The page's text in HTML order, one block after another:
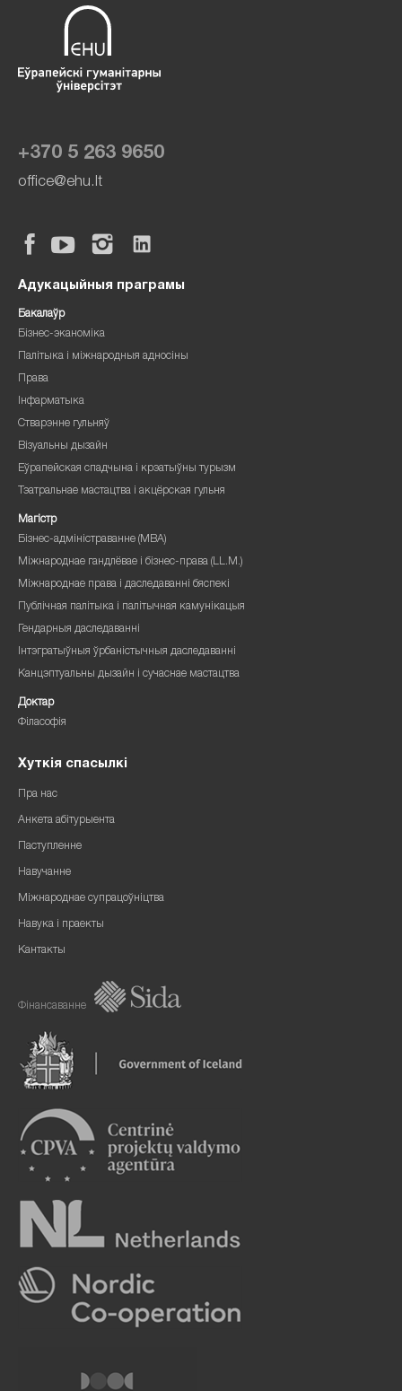
+370 5 263 9650
office@ehu.lt
Адукацыйныя праграмы
Бакалаўр
Бізнес-эканоміка
Палітыка і міжнародныя адносіны
Права
Інфарматыка
Стварэнне гульняў
Візуальны дызайн
Еўрапейская спадчына і крэатыўны турызм
Тэатральнае мастацтва і акцёрская гульня
Магістр
Бізнес-адміністраванне (MBA)
Міжнароднае гандлёвае і бізнес-права (LL.M.)
Міжнароднае права і даследаванні бяспекі
Публічная палітыка і палітычная камунікацыя
Гендарныя даследаванні
Інтэгратыўныя ўрбаністычныя даследаванні
Канцэптуальны дызайн і сучаснае мастацтва
Доктар
Філасофія
Хуткія спасылкі
Пра нас
Анкета абітурыента
Паступленне
Навучанне
Міжнароднае супрацоўніцтва
Навука і праекты
Кантакты
Фінансаванне